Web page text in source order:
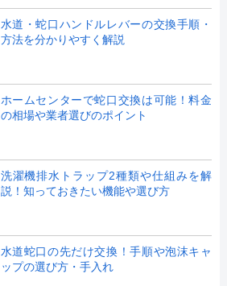
水道・蛇口ハンドルレバーの交換手順・
方法を分かりやすく解説
ホームセンターで蛇口交換は可能！料金
の相場や業者選びのポイント
洗濯機排水トラップ2種類や仕組みを解
説！知っておきたい機能や選び方
水道蛇口の先だけ交換！手順や泡沫キャ
ップの選び方・手入れ